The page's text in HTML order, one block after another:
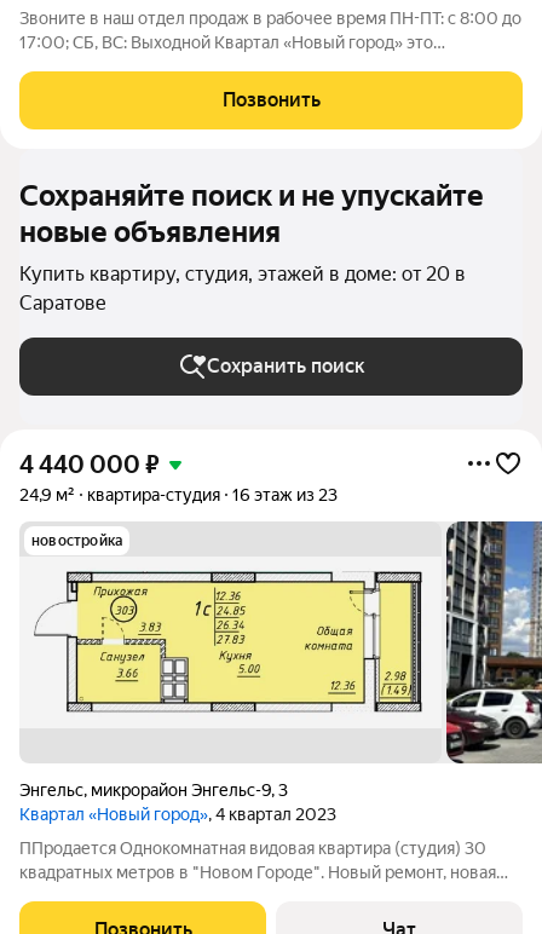
Звоните в наш отдел продаж в рабочее время ПН-ПТ: с 8:00 до
17:00; СБ, ВС: Выходной Квартал «Новый город» это
семьи. Проект развивается по концепции «город в городе», где
всё необходимое
Позвонить
Сохраняйте поиск и не упускайте
новые объявления
Купить квартиру, студия, этажей в доме: от 20 в
Саратове
Сохранить поиск
4 440 000 ₽
24,9 м² квартира-студия 16 этаж из 23
новостройка
Энгельс, микрорайон Энгельс-9,3
Квартал «Новый город», 4 квартал 2023
ППродается Однокомнатная видовая квартира (студия) 30
квадратных метров в "Новом Городе". Новый ремонт, новая
которой нет, и не будет, застройки "окна в окна". Потрясающий